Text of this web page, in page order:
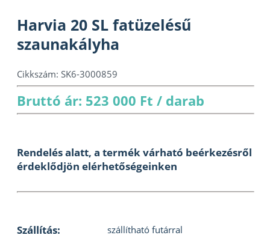
Harvia 20 SL fatüzelésű
szaunakályha
Cikkszám: SK6-3000859
Bruttó ár: 523 000 Ft / darab
Rendelés alatt, a termék várható beérkezésről
érdeklődjön elérhetőségeinken
Szállítás: szállítható futárral